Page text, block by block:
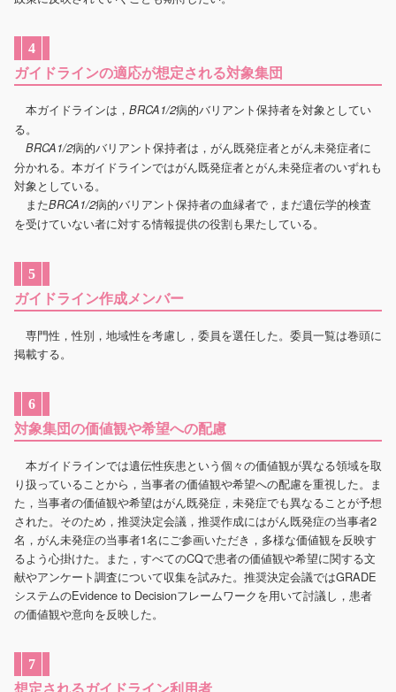
4
ガイドラインの適応が想定される対象集団
本ガイドラインは， BRCA1/2病的バリアント保持者を対象としてい
る。
BRCA1/2病的バリアント保持者は，がん既発症者とがん未発症者に
分かれる。本ガイドラインではがん既発症者とがん未発症者のいずれも
対象としている。
またBRCA1/2病的バリアント保持者の血縁者で，まだ遺伝学的検査
を受けていない者に対する情報提供の役割も果たしている。
5
ガイドライン作成メンバー
専門性，性別，地域性を考慮し，委員を選任した。委員一覧は巻頭に
掲載する。
6
対象集団の価値観や希望への配慮
本ガイドラインでは遺伝性疾患という個々の価値観が異なる領域を取
り扱っていることから，当事者の価値観や希望への配慮を重視した。ま
た，当事者の価値観や希望はがん既発症，未発症でも異なることが予想
された。そのため，推奨決定会議，推奨作成にはがん既発症の当事者2
名，がん未発症の当事者1名にご参画いただき，多様な価値観を反映す
るよう心掛けた。また，すべてのCQで患者の価値観や希望に関する文
献やアンケート調査について収集を試みた。推奨決定会議ではGRADE
システムのEvidence to Decisionフレームワークを用いて討議し，患者
の価値観や意向を反映した。
7